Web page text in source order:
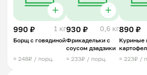
990 ₽ 1 кг
Борщ с говядиной
≈ 248₽ / порц.
930 ₽ 0,6 кг
Фрикадельки с
соусом дзадзики
≈ 233₽ / порц.
890 ₽
Куриные
≈ 223₽ /